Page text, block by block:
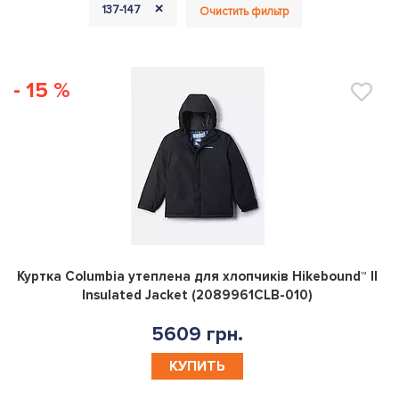
137-147 + Очистить фильтр
- 15 %
0
Куртка Columbia утеплена для хлопчикiв Hikebound™ II
Insulated Jacket (2089961CLB-010)
5609 грн.
КУПИТЬ